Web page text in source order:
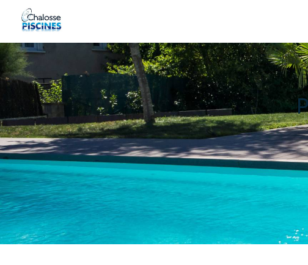
Panneau de gestion des cookies